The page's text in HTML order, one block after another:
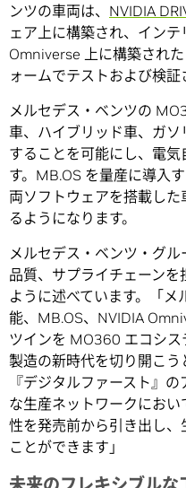
ンツの車両は、 NVIDIA
ェア上に構築され、インテ
Omniverse 上に構築された
ォームでテストおよび検証
メルセデス・ベンツの
車、ハイブリッド車、ガ
することを可能にし、電
す。MB.OS を量産に導入
両ソフトウェアを搭載し
るようになります。
メルセデス・ベンツ・グル
品質、サプライチェーン
ように述べています。「
能、MB.OS、NVIDIA
ツインを MO360 エコシ
製造の新時代を切り開こ
『デジタルファースト』
な生産ネットワークにお
性を発売前から引き出し
ことができます」